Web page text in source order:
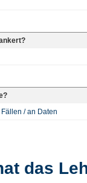
/ an Daten
das